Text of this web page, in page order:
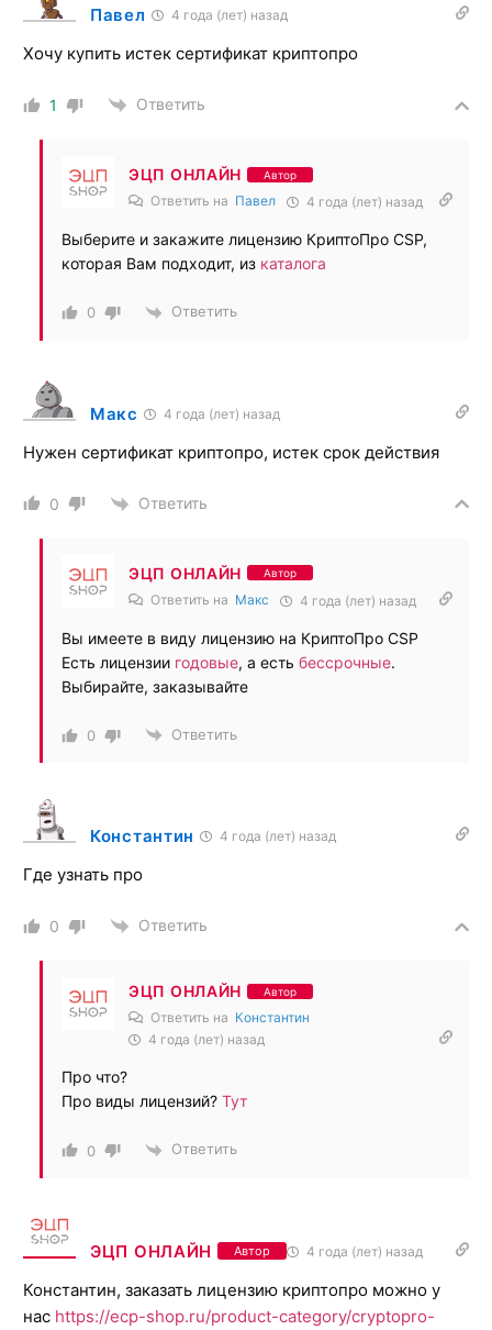
Павел 4 года (лет) назад
Хочу купить истек сертификат криптопро
1 Ответить
ЭЦП ОНЛАЙН Автор
Ответить на Павел 4 года (лет) назад
Выберите и закажите лицензию КриптоПро CSP,
которая Вам подходит, из каталога
0 Ответить
Макс 4 года (лет) назад
Нужен сертификат криптопро, истек срок действия
0 Ответить
ЭЦП ОНЛАЙН Автор
Ответить на Макс 4 года (лет) назад
Вы имеете в виду лицензию на КриптоПро CSP
Есть лицензии годовые, а есть бессрочные.
Выбирайте, заказывайте
0 Ответить
Константин 4 года (лет) назад
Где узнать про
0 Ответить
ЭЦП ОНЛАЙН Автор
Ответить на Константин
4 года (лет) назад
Про что?
Про виды лицензий? Тут
0 Ответить
ЭЦП ОНЛАЙН Автор 4 года (лет) назад
Константин, заказать лицензию криптопро можно у
нас https://ecp-shop.ru/product-category/cryptopro-